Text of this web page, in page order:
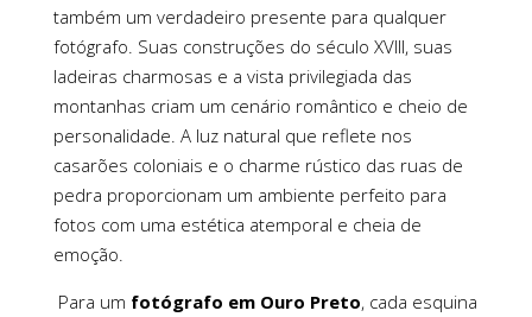
também um verdadeiro presente para qualquer
fotógrafo. Suas construções do século XVIII, suas
ladeiras charmosas e a vista privilegiada das
montanhas criam um cenário romântico e cheio de
personalidade. A luz natural que reflete nos
casarões coloniais e o charme rústico das ruas de
pedra proporcionam um ambiente perfeito para
fotos com uma estética atemporal e cheia de
emoção.
Para um fotógrafo em Ouro Preto, cada esquina